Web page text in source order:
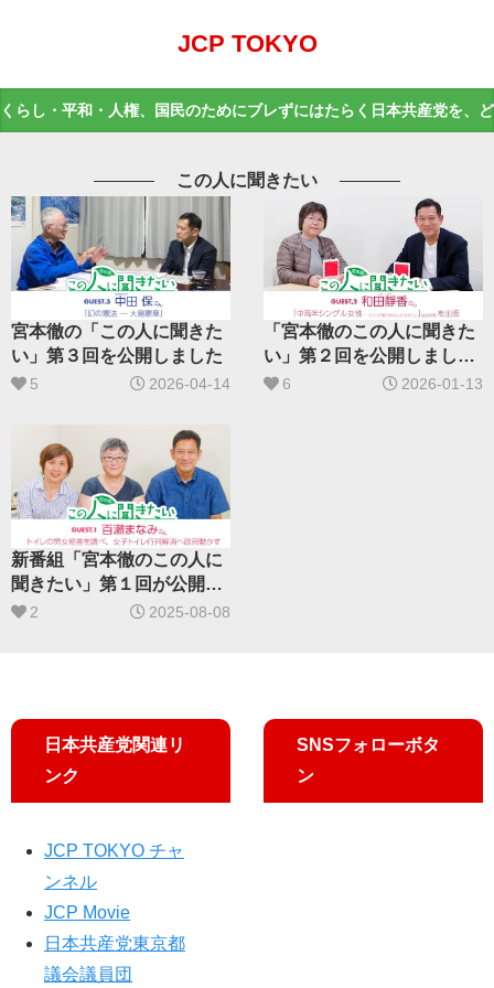
JCP TOKYO
くらし・平和・人権、国民のためにブレずにはたらく日本共産党を、
この人に聞きたい
宮本徹の「この人に聞きた
い」第３回を公開しました
5 2026-04-14
「宮本徹のこの人に聞きた
い」第２回を公開しまし
た。
6 2026-01-13
新番組「宮本徹のこの人に
聞きたい」第１回が公開さ
れました。
2 2025-08-08
日本共産党関連リ
ンク
JCP TOKYO チャ
ンネル
JCP Movie
日本共産党東京都
議会議員団
SNSフォローボタ
ン